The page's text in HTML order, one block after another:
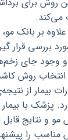
می‌کند.
علاوه بر بانک
بررسی قرار
وجود جای
انتخاب روش
بیمار از
پزشک با بیمار
و نتایج
را